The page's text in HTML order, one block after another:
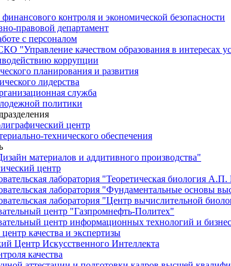
контроля и экономической безопасности
правовой департамент
с персоналом
"Управление качеством образования в интересах
коррупции
планирования и развития
лидерства
служба
политики
центр
технического обеспечения
материалов и аддитивного производства"
центр
лаборатория "Теоретическая биология А.П.
лаборатория "Фундаментальные основы
лаборатория "Центр вычислительной
центр "Газпромнефть-Политех"
центр информационных технологий и
качества и экспертизы
Центр Искусственного Интеллекта
качества